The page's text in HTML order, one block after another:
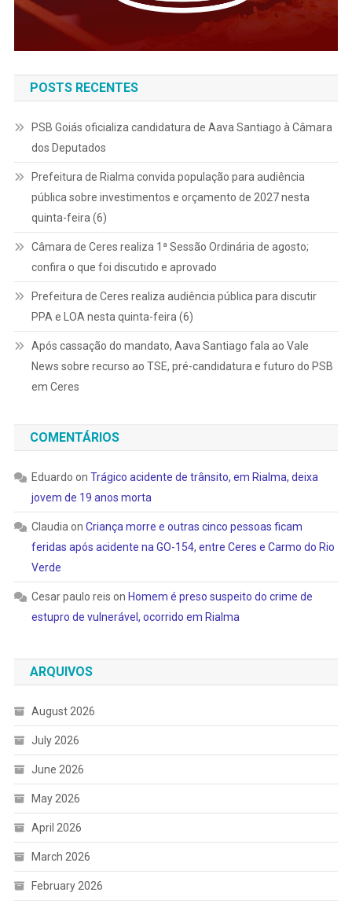
POSTS RECENTES
PSB Goiás oficializa candidatura de Aava Santiago à Câmara
dos Deputados
Prefeitura de Rialma convida população para audiência
pública sobre investimentos e orçamento de 2027 nesta
quinta-feira (6)
Câmara de Ceres realiza 1ª Sessão Ordinária de agosto;
confira o que foi discutido e aprovado
Prefeitura de Ceres realiza audiência pública para discutir
PPA e LOA nesta quinta-feira (6)
Após cassação do mandato, Aava Santiago fala ao Vale
News sobre recurso ao TSE, pré-candidatura e futuro do PSB
em Ceres
COMENTÁRIOS
Eduardo on Trágico acidente de trânsito, em Rialma, deixa
jovem de 19 anos morta
Claudia on Criança morre e outras cinco pessoas ficam
feridas após acidente na GO-154, entre Ceres e Carmo do Rio
Verde
Cesar paulo reis on Homem é preso suspeito do crime de
estupro de vulnerável, ocorrido em Rialma
ARQUIVOS
August 2026
July 2026
June 2026
May 2026
April 2026
March 2026
February 2026